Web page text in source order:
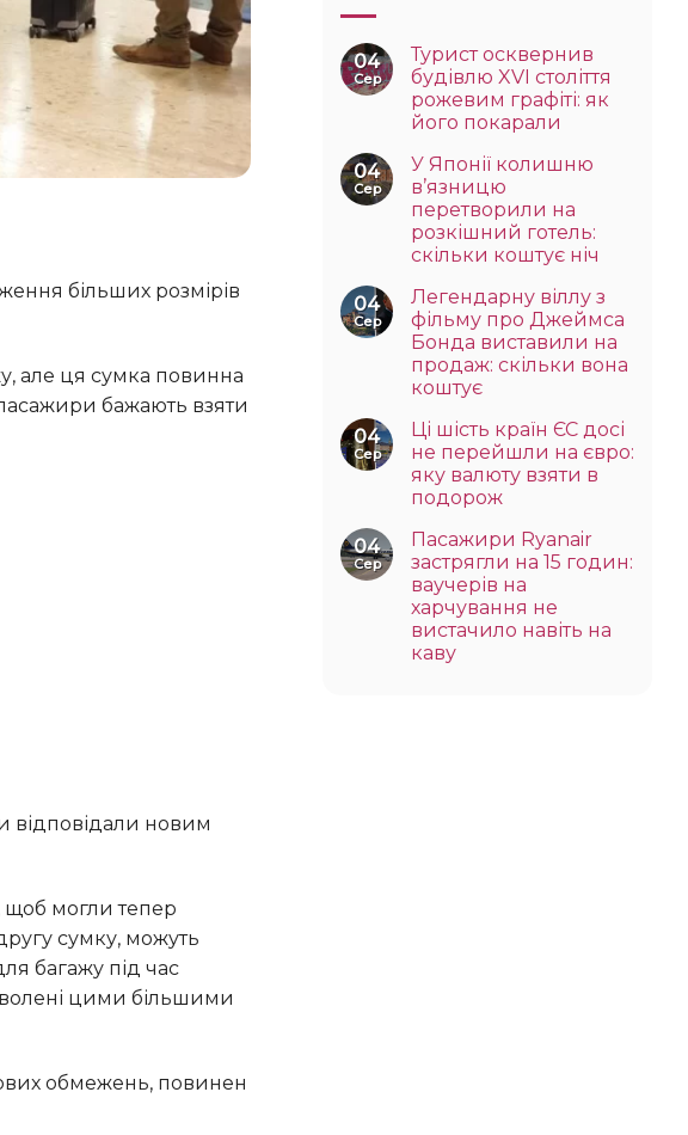
бажають взяти
сумку, можуть
багажу під час
цими більшими
04
Сер
Турист осквернив
будівлю XVI століття
рожевим графіті: як
його покарали
04
Сер
У Японії колишню
в’язницю
перетворили на
розкішний готель:
скільки коштує ніч
04
Сер
Легендарну віллу з
фільму про Джеймса
Бонда виставили на
продаж: скільки вона
коштує
04
Сер
Ці шість країн ЄС досі
не перейшли на євро:
яку валюту взяти в
подорож
04
Сер
Пасажири Ryanair
застрягли на 15 годин:
ваучерів на
харчування не
вистачило навіть на
каву